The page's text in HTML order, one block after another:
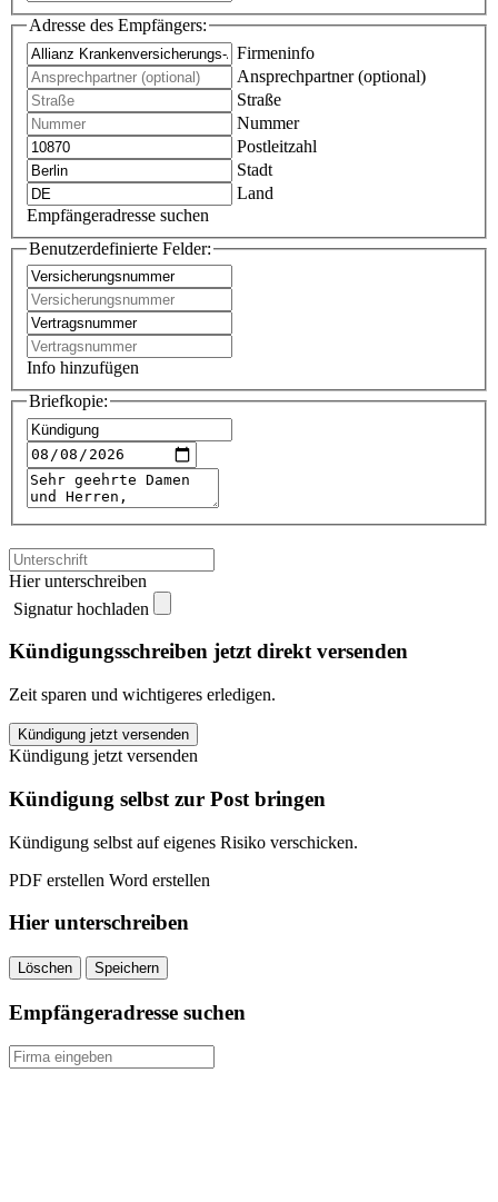
Adresse des Empfängers:
Firmeninfo
Ansprechpartner (optional)
Straße
Nummer
Postleitzahl
Stadt
Land
Empfängeradresse suchen
Benutzerdefinierte Felder:
Info hinzufügen
Briefkopie:
Hier unterschreiben
Signatur hochladen
Kündigungsschreiben jetzt direkt versenden
Zeit sparen und wichtigeres erledigen.
Allianz
Private
Krankenversicherung
kündigen
quantity
Kündigung jetzt versenden
Kündigung jetzt versenden
Kündigung selbst zur Post bringen
Kündigung selbst auf eigenes Risiko verschicken.
PDF erstellen Word erstellen
Hier unterschreiben
Löschen Speichern
Empfängeradresse suchen